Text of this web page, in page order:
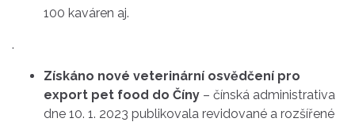
100 kaváren aj.
.
Získáno nové veterinární osvědčení pro
export pet food do Číny – čínská administrativa
dne 10. 1. 2023 publikovala revidované a rozšířené